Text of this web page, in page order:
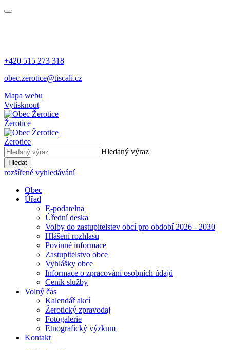
+420 515 273 318
obec.zerotice@tiscali.cz
Mapa webu
Vytisknout
Žerotice
Žerotice
Hledaný výraz
Hledat
rozšířené vyhledávání
Obec
Úřad
E-podatelna
Úřední deska
Volby do zastupitelstev obcí pro období 2026 - 2030
Hlášení rozhlasu
Povinné informace
Zastupitelstvo obce
Vyhlášky obce
Informace o zpracování osobních údajů
Ceník služby
Volný čas
Kalendář akcí
Žerotický zpravodaj
Fotogalerie
Etnografický výzkum
Kontakt